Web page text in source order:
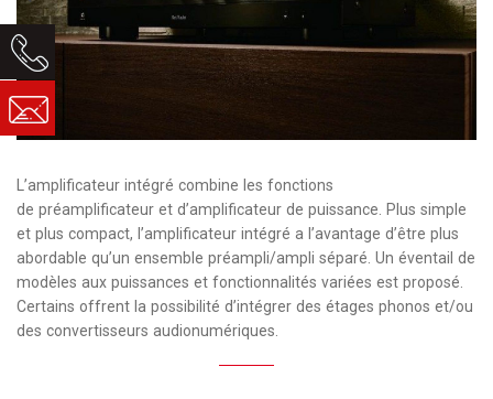
L’amplificateur intégré combine les fonctions
de préamplificateur et d’amplificateur de puissance . Plus simple
et plus compact, l’amplificateur intégré a l’avantage d’être plus
abordable qu’un ensemble préampli/ampli séparé . Un éventail de
modèles aux puissances et fonctionnalités variées est proposé.
Certains offrent la possibilité d’intégrer des étages phonos et/ou
des convertisseurs audionumériques